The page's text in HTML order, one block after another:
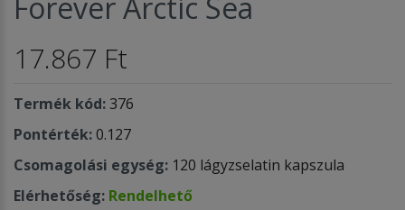
17.867 Ft
Termék kód:376
Pontérték:0.127
Csomagolási egység: 120 lágyzselatin kapszula
Elérhetőség: Rendelhető